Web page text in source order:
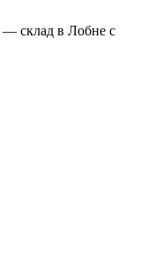
— склад в Лобне с